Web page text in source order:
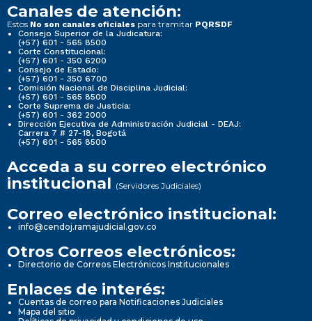
Canales de atención:
Estos No son canales oficiales para tramitar PQRSDF
Consejo Superior de la Judicatura:
(+57) 601 - 565 8500
Corte Constitucional:
(+57) 601 - 350 6200
Consejo de Estado:
(+57) 601 - 350 6700
Comisión Nacional de Disciplina Judicial:
(+57) 601 - 565 8500
Corte Suprema de Justicia:
(+57) 601 - 362 2000
Dirección Ejecutiva de Administración Judicial - DEAJ:
Carrera 7 # 27-18, Bogotá
(+57) 601 - 565 8500
Acceda a su correo electrónico
institucional (Servidores Judiciales)
Correo electrónico institucional:
info@cendoj.ramajudicial.gov.co
Otros Correos electrónicos:
Directorio de Correos Electrónicos Institucionales
Enlaces de interés:
Cuentas de correo para Notificaciones Judiciales
Mapa del sitio